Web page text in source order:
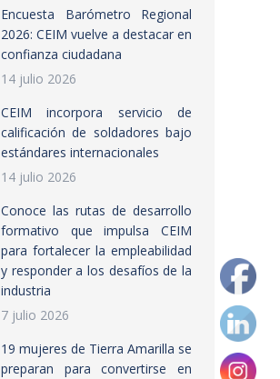
Encuesta Barómetro Regional
2026: CEIM vuelve a destacar en
confianza ciudadana
14 julio 2026
CEIM incorpora servicio de
calificación de soldadores bajo
estándares internacionales
14 julio 2026
Conoce las rutas de desarrollo
formativo que impulsa CEIM
para fortalecer la empleabilidad
y responder a los desafíos de la
industria
7 julio 2026
19 mujeres de Tierra Amarilla se
preparan para convertirse en